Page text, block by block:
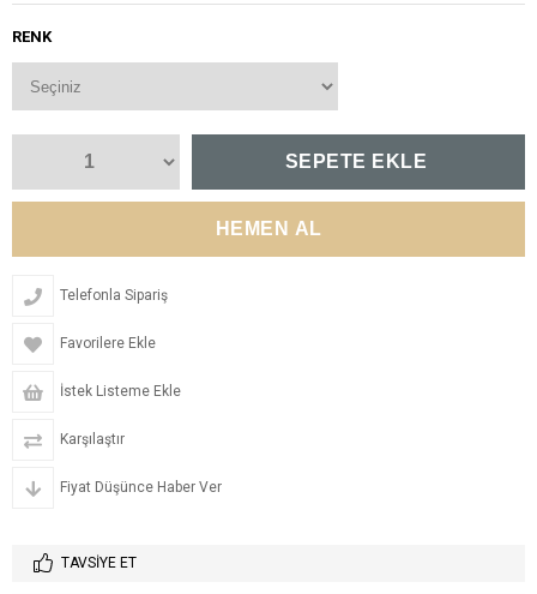
RENK
Telefonla Sipariş
Favorilere Ekle
İstek Listeme Ekle
Karşılaştır
Fiyat Düşünce Haber Ver
TAVSIYE ET